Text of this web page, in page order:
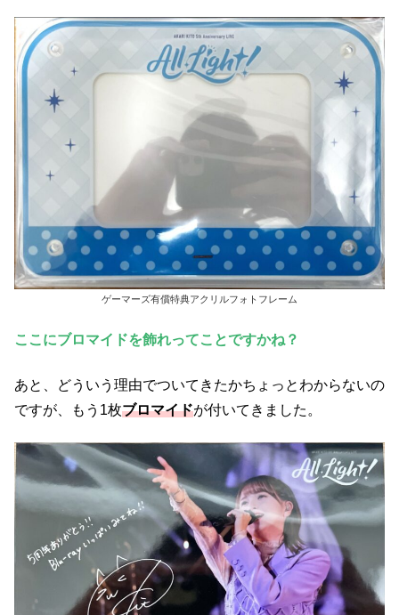
ゲーマーズ有償特典アクリルフォトフレーム
ここにブロマイドを飾れってことですかね？
あと、どういう理由でついてきたかちょっとわからないの
ですが、もう1枚ブロマイドが付いてきました。